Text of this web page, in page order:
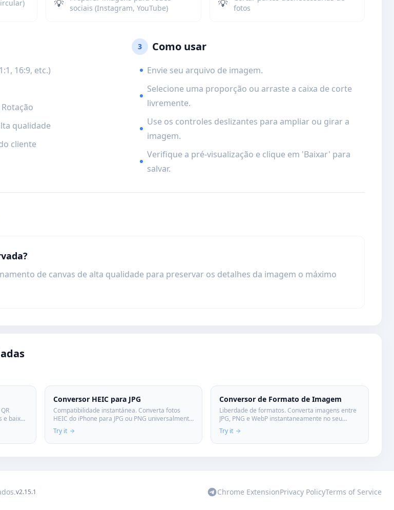
💡
sociais (Instagram, YouTube)
💡
fotos
16:9, etc.)
qualidade
cliente
3 Como usar
Envie seu arquivo de imagem.
Selecione uma proporção ou arraste a caixa de corte
livremente.
Use os controles deslizantes para ampliar ou girar a
imagem.
Verifique a pré-visualização e clique em 'Baixar' para
salvar.
de canvas de alta qualidade para preservar os detalhes da imagem o máximo
e baixe
Conversor HEIC para JPG
Compatibilidade instantánea. Converta fotos
HEIC do iPhone para JPG ou PNG universalmente
compatíveis. Rápido e sem perder qualidade.
Try it
Conversor de Formato de Imagem
Liberdade de formatos. Converta imagens entre
JPG, PNG e WebP instantaneamente no seu
navegador. Privacidade total: suas fotos são
suas.
Try it
v2.15.1 Chrome ExtensionPrivacy PolicyTerms of Service